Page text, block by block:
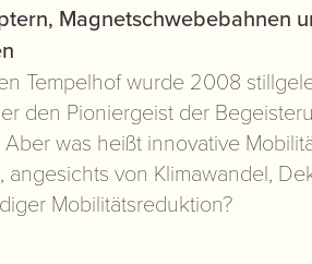
Magnetschwebebahnen
Tempelhof wurde 2008
den Pioniergeist der
was heißt innovative
angesichts von Klimawandel,
Mobilitätsreduktion?